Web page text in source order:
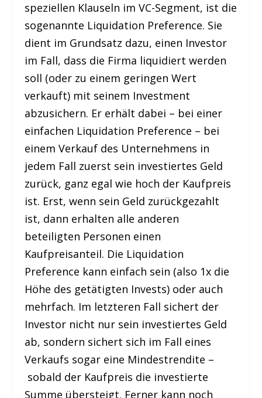
speziellen Klauseln im VC-Segment, ist die
sogenannte Liquidation Preference. Sie
dient im Grundsatz dazu, einen Investor
im Fall, dass die Firma liquidiert werden
soll (oder zu einem geringen Wert
verkauft) mit seinem Investment
abzusichern. Er erhält dabei – bei einer
einfachen Liquidation Preference – bei
einem Verkauf des Unternehmens in
jedem Fall zuerst sein investiertes Geld
zurück, ganz egal wie hoch der Kaufpreis
ist. Erst, wenn sein Geld zurückgezahlt
ist, dann erhalten alle anderen
beteiligten Personen einen
Kaufpreisanteil. Die Liquidation
Preference kann einfach sein (also 1x die
Höhe des getätigten Invests) oder auch
mehrfach. Im letzteren Fall sichert der
Investor nicht nur sein investiertes Geld
ab, sondern sichert sich im Fall eines
Verkaufs sogar eine Mindestrendite –
sobald der Kaufpreis die investierte
Summe übersteigt. Ferner kann noch